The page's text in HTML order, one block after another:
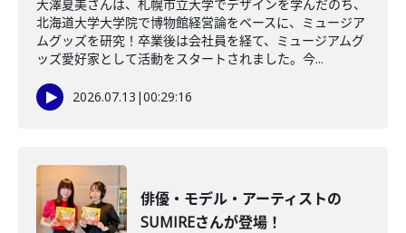
大澤夏美さんは、札幌市立大学でデザインを学んだのち、
北海道大学大学院で博物館経営論をベースに、ミュージア
ムグッズを研究！卒業後は会社員を経て、ミュージアムグ
ッズ愛好家として活動をスタートされました。今...
2026.07.13 |00:29:16
俳優・モデル・アーティストの
SUMIREさんが登場！